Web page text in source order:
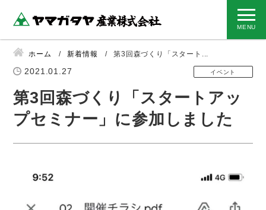
ホーム 新着情報 第3回森づくり「スタート...
2021.01.27 イベント
第3回森づくり「スタートアッ
プセミナー」に参加しました